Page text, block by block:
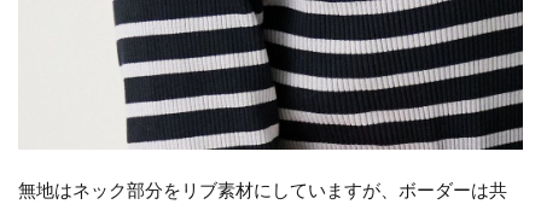
無地はネック部分をリブ素材にしていますが、ボーダーは共